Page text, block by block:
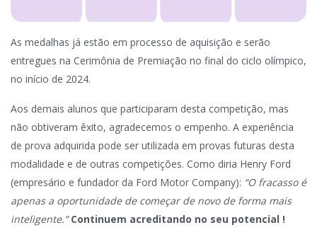
As medalhas já estão em processo de aquisição e serão
entregues na Cerimônia de Premiação no final do ciclo olímpico,
no início de 2024.
Aos demais alunos que participaram desta competição, mas
não obtiveram êxito, agradecemos o empenho. A experiência
de prova adquirida pode ser utilizada em provas futuras desta
modalidade e de outras competições. Como diria Henry Ford
(empresário e fundador da Ford Motor Company): “O fracasso é
apenas a oportunidade de começar de novo de forma mais
inteligente.” Continuem acreditando no seu potencial !